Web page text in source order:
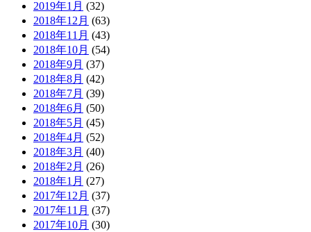
2019年1月 (32)
2018年12月 (63)
2018年11月 (43)
2018年10月 (54)
2018年9月 (37)
2018年8月 (42)
2018年7月 (39)
2018年6月 (50)
2018年5月 (45)
2018年4月 (52)
2018年3月 (40)
2018年2月 (26)
2018年1月 (27)
2017年12月 (37)
2017年11月 (37)
2017年10月 (30)